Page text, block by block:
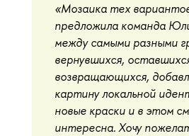
«Мозаика тех
предложила команда
между самыми разными
вернувшихся,
возвращающихся,
картину локальной
новые краски и в этом
интересна. Хочу